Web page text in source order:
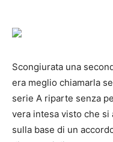
Scongiurata una
era meglio chiamarla
serie A riparte senza
vera intesa visto che si
sulla base di un